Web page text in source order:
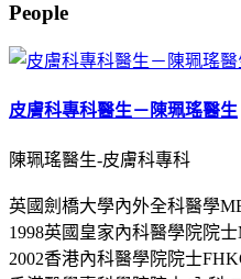
People
皮膚科專科醫生－陳珮瑤醫生
陳珮瑤醫生-皮膚科專科
英國劍橋大學內外全科醫學
1998英國皇家內科醫學院院
2002香港內科醫學院院士